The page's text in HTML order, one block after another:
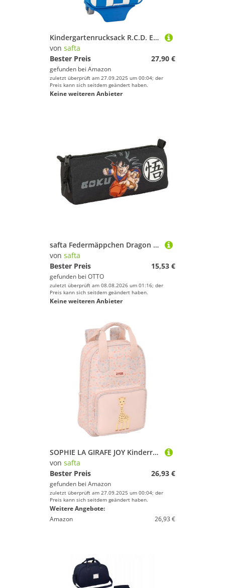
Kindergartenrucksack R.C.D. Espanyol - Offiziell - mit Trolley Safta
von safta
Bester Preis
27,90 €
gefunden bei Amazon
zuletzt überprüft am 27.09.2025 um 00:04; der
Preis kann sich seitdem geändert haben.
Keine weiteren Anbieter
safta Federmäppchen Dragon Ball Federmappe
von safta
Bester Preis
15,53 €
gefunden bei OTTO
zuletzt überprüft am 08.08.2026 um 01:16; der
Preis kann sich seitdem geändert haben.
Keine weiteren Anbieter
SOPHIE LA GIRAFE JOY Kinderrucksack mit Griffen, einfache Reinigung, ideal für Kinder verschiedener Altersgruppen, bequem und vielseitig, Qualität und Widerstandsfähigkeit, 20 x 8 x 28 cm, Lachs
von safta
Bester Preis
26,93 €
gefunden bei Amazon
zuletzt überprüft am 27.09.2025 um 00:04; der
Preis kann sich seitdem geändert haben.
Weitere Angebote:
Amazon
26,93 €